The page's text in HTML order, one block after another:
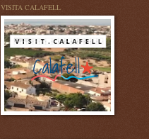
VISITA CALAFELL